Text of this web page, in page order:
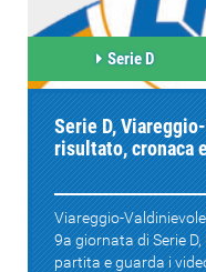
Serie D
Serie D,
risultato, cronaca
Viareggio-
9a giornata di Serie
partita e guarda i